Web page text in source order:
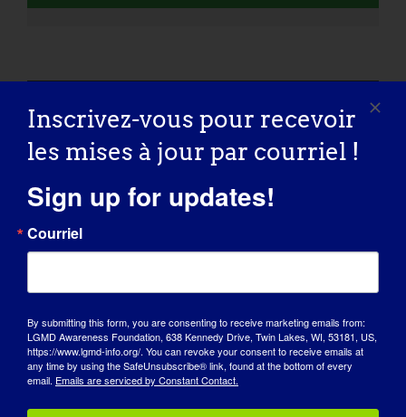
JOURNÉE DE SENSIBILISATION
BASE DE CONNAISSANCES
Inscrivez-vous pour recevoir
les mises à jour par courriel !
Sign up for updates!
Courriel
By submitting this form, you are consenting to receive marketing emails from:
LGMD Awareness Foundation, 638 Kennedy Drive, Twin Lakes, WI, 53181, US,
https://www.lgmd-info.org/. You can revoke your consent to receive emails at
any time by using the SafeUnsubscribe® link, found at the bottom of every
email. Emails are serviced by Constant Contact.